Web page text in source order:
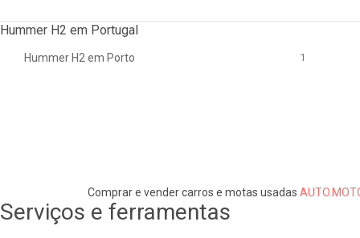
Hummer H2 em Portugal
Hummer H2 em Porto 1
Comprar e vender carros e motas usadas
Serviços e ferramentas